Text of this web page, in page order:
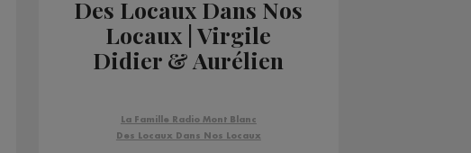
Des Locaux Dans Nos
Locaux | Virgile
Didier & Aurélien
Line
La Famille Radio Mont Blanc
Des Locaux Dans Nos Locaux